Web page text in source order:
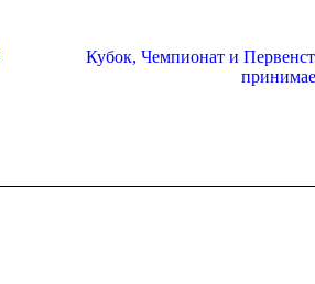
Кубок, Чемпионат и